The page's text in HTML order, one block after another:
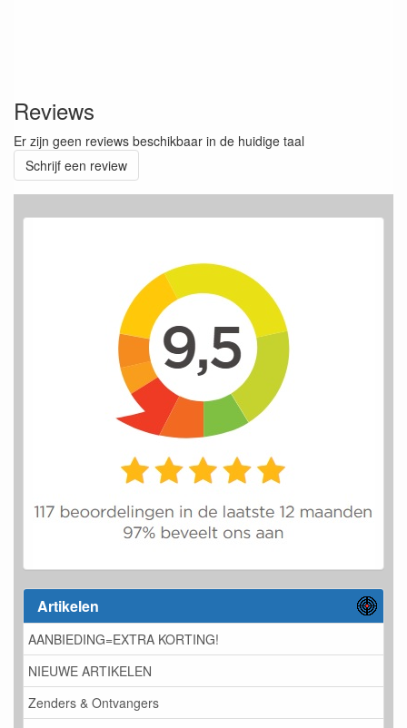
Artikelen
AANBIEDING=EXTRA KORTING!
NIEUWE ARTIKELEN
Zenders & Ontvangers
Reviews
Er zijn geen reviews beschikbaar in de huidige taal
Schrijf een review